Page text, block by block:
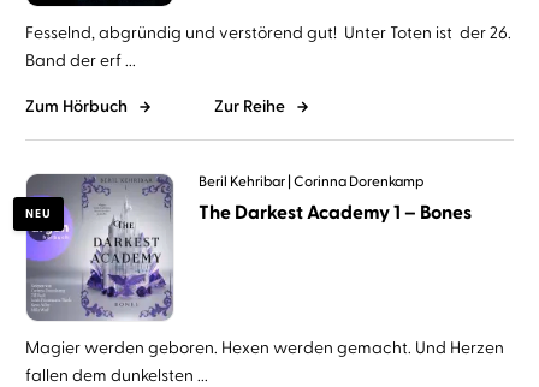
Fesselnd, abgründig und verstörend gut! Unter Toten ist der 26.
Band der erf ...
Zum Hörbuch Zur Reihe
NEU
Beril Kehribar Corinna Dorenkamp
The Darkest Academy 1 – Bones
Magier werden geboren. Hexen werden gemacht. Und Herzen
fallen dem dunkelsten ...